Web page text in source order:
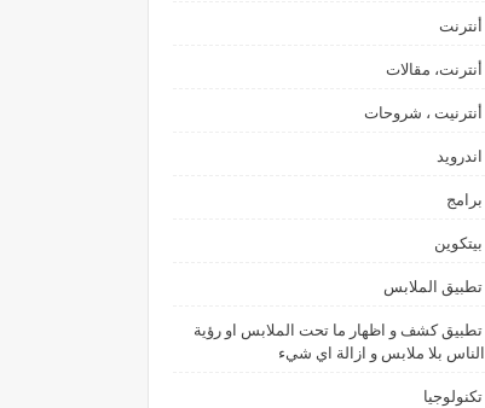
أنترنت
أنترنت، مقالات
أنترنيت ، شروحات
اندرويد
برامج
بيتكوين
تطبيق الملابس
تطبيق كشف و اظهار ما تحت الملابس او رؤية
الناس بلا ملابس و ازالة اي شيء
تكنولوجيا